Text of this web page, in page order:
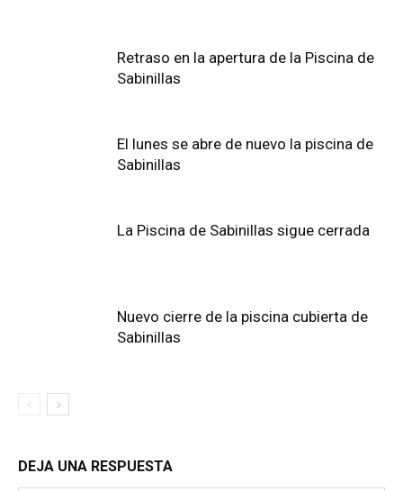
Retraso en la apertura de la Piscina de
Sabinillas
El lunes se abre de nuevo la piscina de
Sabinillas
La Piscina de Sabinillas sigue cerrada
Nuevo cierre de la piscina cubierta de
Sabinillas
DEJA UNA RESPUESTA